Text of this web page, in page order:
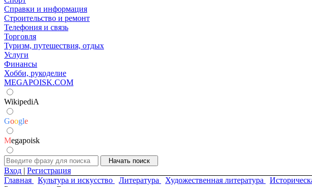
Справки и информация
Строительство и ремонт
Телефония и связь
Торговля
Туризм, путешествия, отдых
Услуги
Финансы
Хобби, рукоделие
MEGAPOISK.COM
WikipediA
Google
Megapoisk
Вход | Регистрация
Главная
Культура и искусство Литература Художественная литература